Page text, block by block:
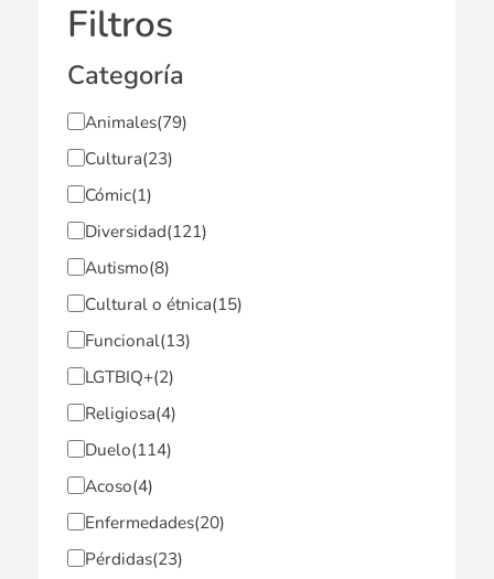
Filtros
Categoría
Animales(79)
Cultura(23)
Cómic(1)
Diversidad(121)
Autismo(8)
Cultural o étnica(15)
Funcional(13)
LGTBIQ+(2)
Religiosa(4)
Duelo(114)
Acoso(4)
Enfermedades(20)
Pérdidas(23)